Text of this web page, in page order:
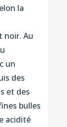
la
noir. Au
un
des
et des
bulles
acidité